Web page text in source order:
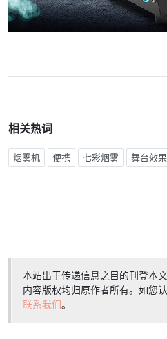
相关热词
烟雾机 便携 七彩烟雾 舞台效果
本站出于传递信息之目的刊登本
内容版权均归原作者所有。如您
联系我们。